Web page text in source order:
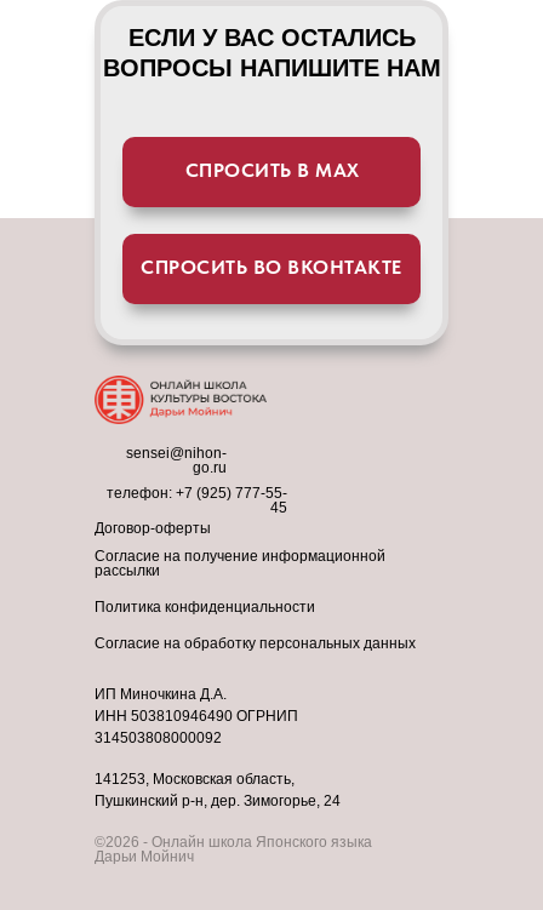
©2026 - Онлайн школа Японского языка
Дарьи Мойнич
СПРОСИТЬ В МАХ
ЕСЛИ У ВАС ОСТАЛИСЬ
ВОПРОСЫ НАПИШИТЕ НАМ
СПРОСИТЬ ВО ВКОНТАКТЕ
sensei@nihon-
go.ru
телефон: +7 (925) 777-55-
45
Договор-оферты
Согласие на получение информационной
рассылки
Согласие на обработку персональных данных
Политика конфиденциальности
ИП Миночкина Д.А.
ИНН 503810946490 ОГРНИП
314503808000092
141253, Московская область,
Пушкинский р-н, дер. Зимогорье, 24